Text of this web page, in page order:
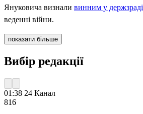
Януковича визнали винним у держзраді
веденні війни.
показати більше
Вибір редакції
01:38 24 Канал
816